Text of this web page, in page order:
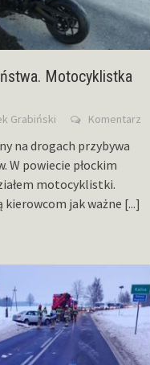
Motocyklistka
Grabiński Komentarz
na drogach przybywa
W powiecie płockim
motocyklistki.
jak ważne [...]